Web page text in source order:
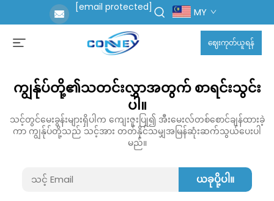
[email protected] MY
ဈေးကုတ်ယူရန်
ကျွန်ုပ်တို့၏သတင်းလွှာအတွက် စာရင်းသွင်း
ပါ။
သင့်တွင်မေးခွန်းများရှိပါက ကျေးဇူးပြု၍ အီးမေးလ်တစ်စောင်ချန်ထားခဲ့
ကာ ကျွန်ုပ်တို့သည် သင့်အား တတ်နိုင်သမျှအမြန်ဆုံးဆက်သွယ်ပေးပါ
မည်။
ယခုပို့ပါ။